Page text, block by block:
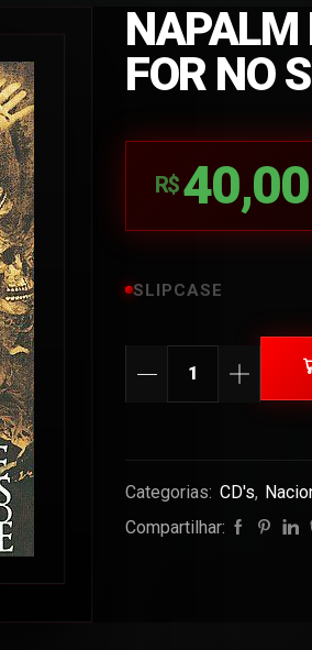
NAPALM
FOR NO
R$ 40,00
SLIPCASE
Categorias: CD's,
Compartilhar: